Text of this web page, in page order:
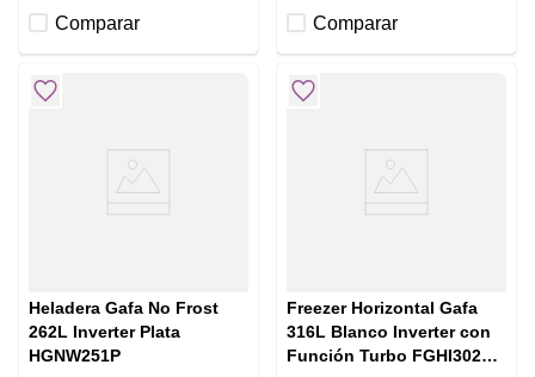
Comparar Comparar
Heladera Gafa No Frost
262L Inverter Plata
HGNW251P
Freezer Horizontal Gafa
316L Blanco Inverter con
Función Turbo FGHI302B-